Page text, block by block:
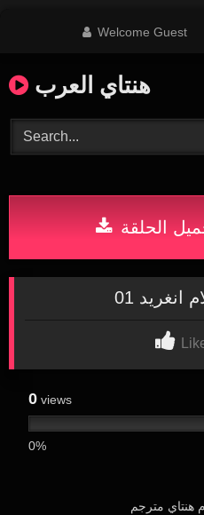
Welcome Guest
هنتاي العرب
الحلقة
01
0 views
0%
هنتاي مترجم